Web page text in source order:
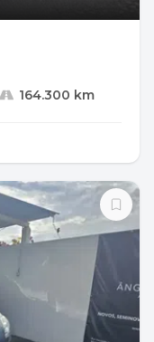
164.300 km